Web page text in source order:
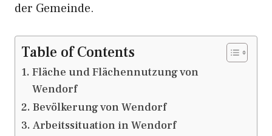
der Gemeinde.
Table of Contents
Fläche und Flächennutzung von
Wendorf
Bevölkerung von Wendorf
Arbeitssituation in Wendorf